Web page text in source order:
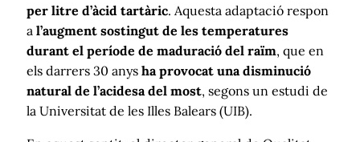
per litre d’àcid tartàric. Aquesta adaptació respon
a l’augment sostingut de les temperatures
durant el període de maduració del raïm, que en
els darrers 30 anys ha provocat una disminució
natural de l’acidesa del most, segons un estudi de
la Universitat de les Illes Balears (UIB).